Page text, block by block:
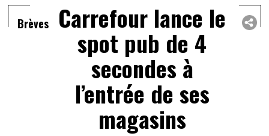
Brèves Carrefour lance le
spot pub de 4
secondes à
l’entrée de ses
magasins